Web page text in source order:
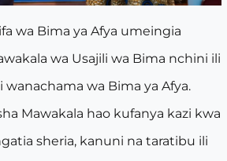
wa Bima ya Afya umeingia
wa Usajili wa Bima nchini ili
wanachama wa Bima ya Afya.
Mawakala hao kufanya kazi kwa
sheria, kanuni na taratibu ili